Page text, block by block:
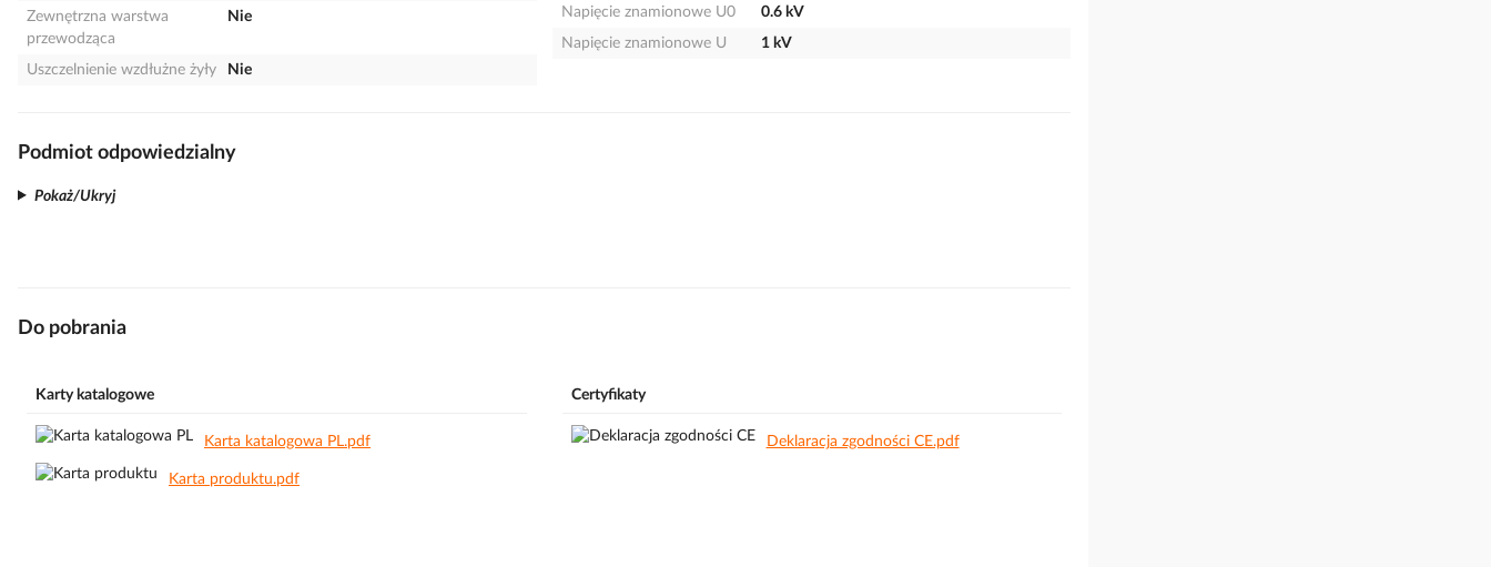
Zewnętrzna warstwa
przewodząca
Nie
Uszczelnienie wzdłużne żyły Nie
Napięcie znamionowe U0
0.6 kV
Napięcie znamionowe U
1 kV
Podmiot odpowiedzialny
Pokaż/Ukryj
Do pobrania
Karty katalogowe
Karta katalogowa PL.pdf
Karta produktu.pdf
Certyfikaty
Deklaracja zgodności CE.pdf